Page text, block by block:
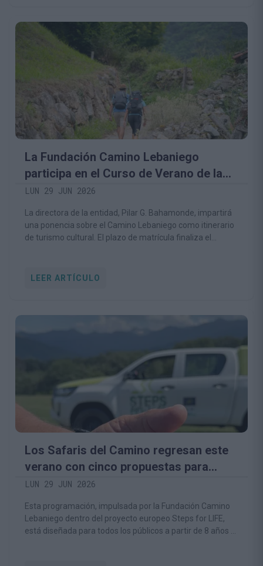
La Fundación Camino Lebaniego
participa en el Curso de Verano de la
UC sobre patrimonio cultural y turismo
LUN 29 JUN 2026
La directora de la entidad, Pilar G. Bahamonde, impartirá
una ponencia sobre el Camino Lebaniego como itinerario
de turismo cultural. El plazo de matrícula finaliza el
LEER ARTÍCULO
Los Safaris del Camino regresan este
verano con cinco propuestas para
descubrir la biodiversidad del territorio
lebaniego
LUN 29 JUN 2026
Esta programación, impulsada por la Fundación Camino
Lebaniego dentro del proyecto europeo Steps for LIFE,
está diseñada para todos los públicos a partir de 8 años e